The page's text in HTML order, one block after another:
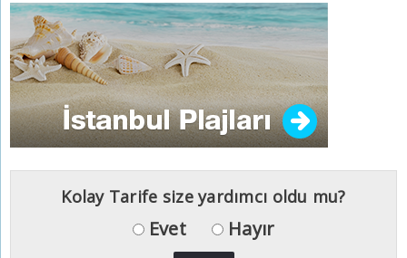
Kolay Tarife size yardımcı oldu mu?
Evet Hayır